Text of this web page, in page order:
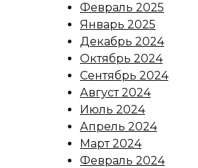
Февраль 2025
Январь 2025
Декабрь 2024
Октябрь 2024
Сентябрь 2024
Август 2024
Июль 2024
Апрель 2024
Март 2024
Февраль 2024